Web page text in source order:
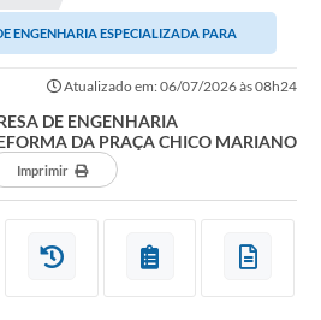
ENGENHARIA ESPECIALIZADA PARA
Atualizado em: 06/07/2026 às 08h24
DE ENGENHARIA
DA PRAÇA CHICO MARIANO
Imprimir